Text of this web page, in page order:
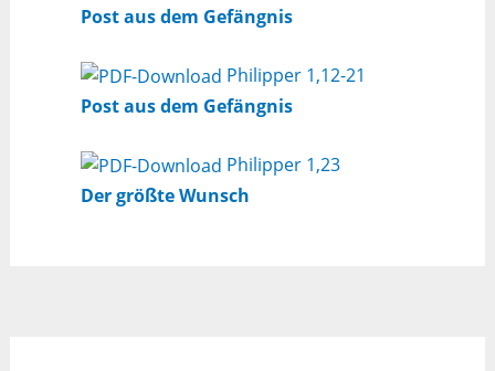
Post aus dem Gefängnis
Philipper 1,12-21
Post aus dem Gefängnis
Philipper 1,23
Der größte Wunsch